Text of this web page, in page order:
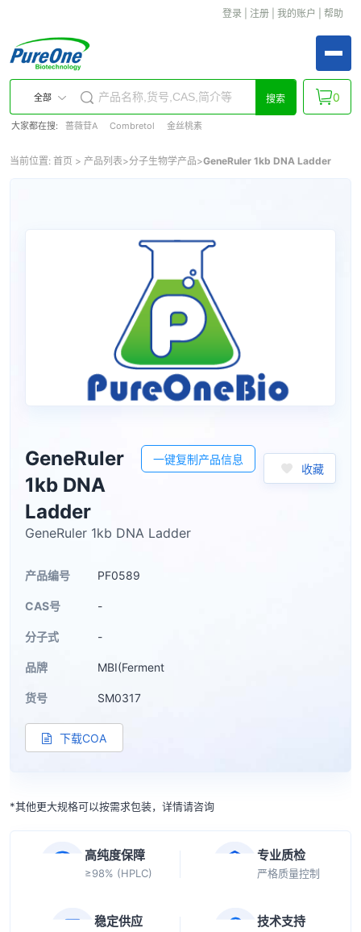
登录 注册 我的账户 帮助
全部 搜索
大家都在搜: 蔷薇苷A Combretol 金丝桃素
0
当前位置: 首页 > 产品列表>分子生物学产品>GeneRuler 1kb DNA Ladder
GeneRuler
1kb DNA
Ladder
一键复制产品信息
收藏
GeneRuler 1kb DNA Ladder
产品编号 PF0589
CAS号 -
分子式 -
品牌 MBI(Ferment
货号 SM0317
下载COA
*其他更大规格可以按需求包装，详情请咨询
高纯度保障
≥98% (HPLC)
专业质检
严格质量控制
稳定供应 技术支持